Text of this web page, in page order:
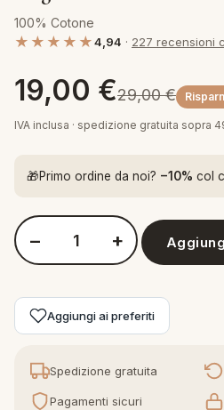
Letto
arredo
per cuscini
arredo
in piuma
Plaid Cartoons
Teli Mare Cartoons
100% Cotone
★★★★★4,94 · 227 recensioni
19,00 €29,00€
IVA inclusa · spedizione gratuita sopra
🎁Primo ordine da noi? −10% col
Quantità Perlarara Basic Line -
− +
Aggiungi ai preferiti
Spedizione gratuita
Pagamenti sicuri